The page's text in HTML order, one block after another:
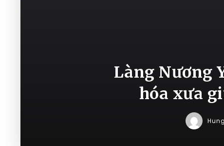
Làng Nương
hóa xưa